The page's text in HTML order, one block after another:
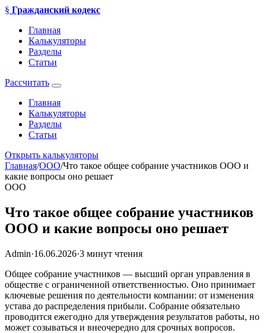
§ Гражданский кодекс
Главная
Калькуляторы
Разделы
Статьи
Рассчитать
Главная
Калькуляторы
Разделы
Статьи
Открыть калькуляторы
Главная/ООО/Что такое общее собрание участников ООО и
какие вопросы оно решает
ООО
Что такое общее собрание участников
ООО и какие вопросы оно решает
Admin·16.06.2026·3 минут чтения
Общее собрание участников — высший орган управления в
обществе с ограниченной ответственностью. Оно принимает
ключевые решения по деятельности компании: от изменения
устава до распределения прибыли. Собрание обязательно
проводится ежегодно для утверждения результатов работы, но
может созываться и внеочередно для срочных вопросов.